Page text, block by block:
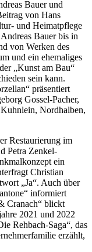
Bauer und
von Hans
und Heimatpflege
Bauer bis in
von Werken des
und ein ehemaliges
„Kunst am Bau“
sein kann.
präsentiert
Gossel-Pacher,
Nordhalben,
Restaurierung im
Petra Zenkel-
ein
Christian
„Ja“. Auch über
informiert
Cranach“ blickt
2021 und 2022
Rehbach-Saga“, das
erzählt,